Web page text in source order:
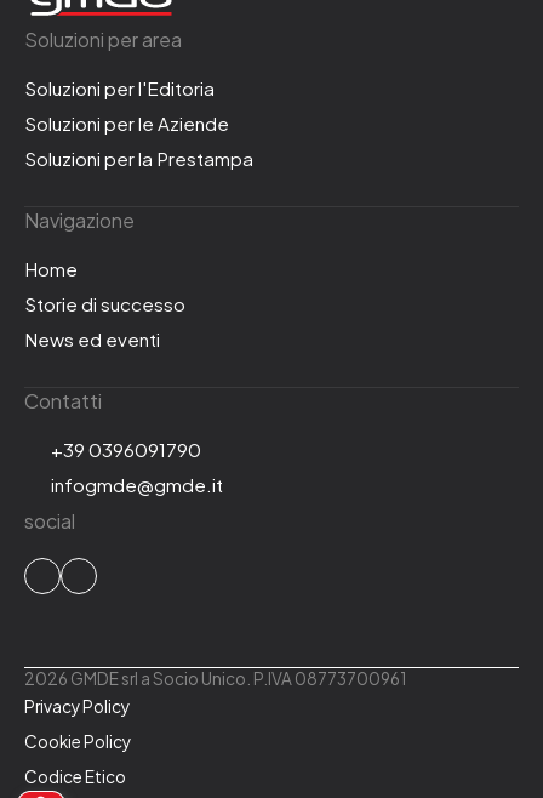
Soluzioni per area
Soluzioni per l'Editoria
Soluzioni per le Aziende
Soluzioni per la Prestampa
Navigazione
Home
Storie di successo
News ed eventi
Contatti
+39 0396091790
infogmde@gmde.it
social
2026 GMDE srl a Socio Unico. P.IVA 08773700961
Privacy Policy
Cookie Policy
Codice Etico